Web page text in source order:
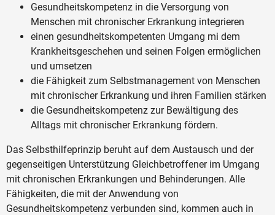
Gesundheitskompetenz in die Versorgung von
Menschen mit chronischer Erkrankung integrieren
einen gesundheitskompetenten Umgang mi dem
Krankheitsgeschehen und seinen Folgen ermöglichen
und umsetzen
die Fähigkeit zum Selbstmanagement von Menschen
mit chronischer Erkrankung und ihren Familien stärken
die Gesundheitskompetenz zur Bewältigung des
Alltags mit chronischer Erkrankung fördern.
Das Selbsthilfeprinzip beruht auf dem Austausch und der
gegenseitigen Unterstützung Gleichbetroffener im Umgang
mit chronischen Erkrankungen und Behinderungen. Alle
Fähigkeiten, die mit der Anwendung von
Gesundheitskompetenz verbunden sind, kommen auch in